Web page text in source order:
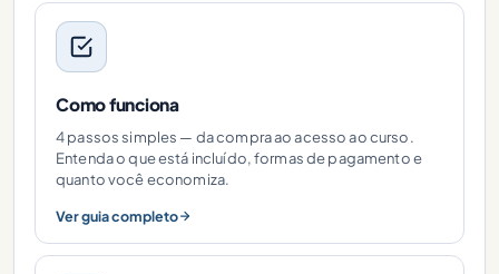
Como funciona
4 passos simples — da compra ao acesso ao curso.
Entenda o que está incluído, formas de pagamento e
quanto você economiza.
Ver guia completo